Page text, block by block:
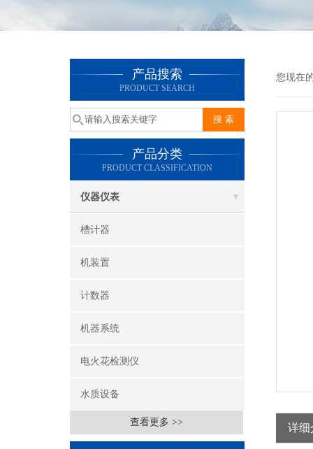
产品搜索
PRODUCT SEARCH
产品分类
PRODUCT CLASSIFICATION
仪器仪表
槽计器
机装置
计数器
机器系统
电火花检测仪
水质设备
查看更多 >>
您现在
详细